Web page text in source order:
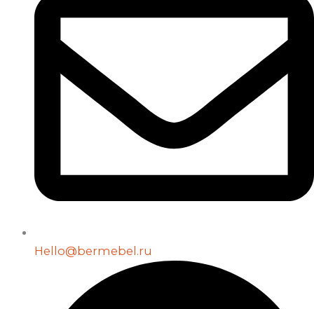
Hello@bermebel.ru